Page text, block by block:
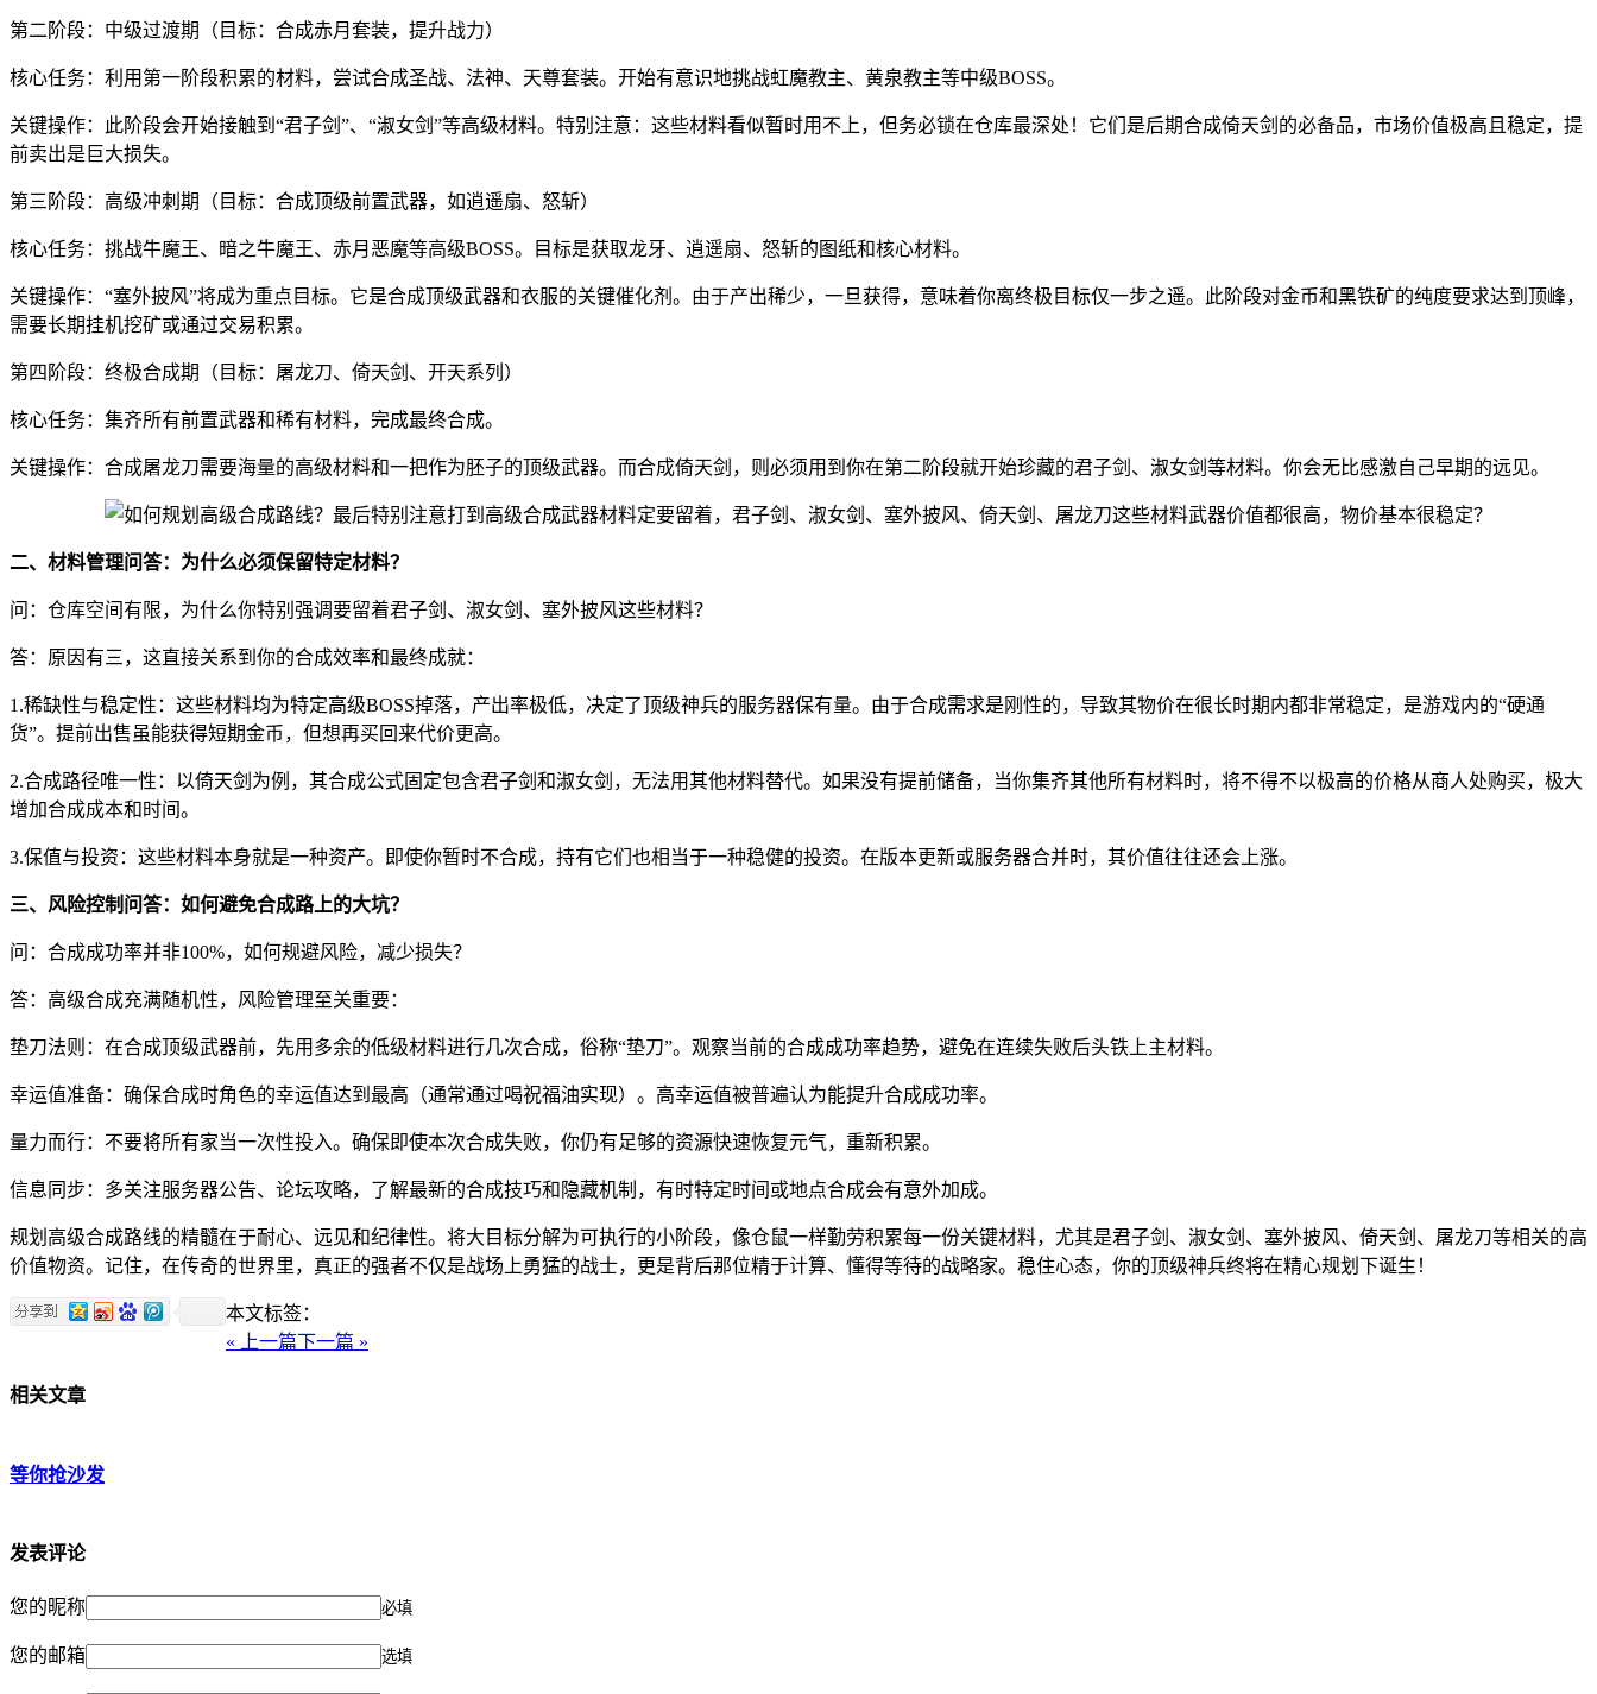
第二阶段：中级过渡期（目标：合成赤月套装，提升战力）
核心任务：利用第一阶段积累的材料，尝试合成圣战、法神、天尊套装。开始有意识地挑战虹魔教主、黄泉教主等中级BOSS。
关键操作：此阶段会开始接触到“君子剑”、“淑女剑”等高级材料。特别注意：这些材料看似暂时用不上，但务必锁在仓库最深处！它们是后期合成倚天剑的必备品，市场价值极高且稳定，提
前卖出是巨大损失。
第三阶段：高级冲刺期（目标：合成顶级前置武器，如逍遥扇、怒斩）
核心任务：挑战牛魔王、暗之牛魔王、赤月恶魔等高级BOSS。目标是获取龙牙、逍遥扇、怒斩的图纸和核心材料。
关键操作：“塞外披风”将成为重点目标。它是合成顶级武器和衣服的关键催化剂。由于产出稀少，一旦获得，意味着你离终极目标仅一步之遥。此阶段对金币和黑铁矿的纯度要求达到顶峰，
需要长期挂机挖矿或通过交易积累。
第四阶段：终极合成期（目标：屠龙刀、倚天剑、开天系列）
核心任务：集齐所有前置武器和稀有材料，完成最终合成。
关键操作：合成屠龙刀需要海量的高级材料和一把作为胚子的顶级武器。而合成倚天剑，则必须用到你在第二阶段就开始珍藏的君子剑、淑女剑等材料。你会无比感激自己早期的远见。
二、材料管理问答：为什么必须保留特定材料？
问：仓库空间有限，为什么你特别强调要留着君子剑、淑女剑、塞外披风这些材料？
答：原因有三，这直接关系到你的合成效率和最终成就：
1.稀缺性与稳定性：这些材料均为特定高级BOSS掉落，产出率极低，决定了顶级神兵的服务器保有量。由于合成需求是刚性的，导致其物价在很长时期内都非常稳定，是游戏内的“硬通
货”。提前出售虽能获得短期金币，但想再买回来代价更高。
2.合成路径唯一性：以倚天剑为例，其合成公式固定包含君子剑和淑女剑，无法用其他材料替代。如果没有提前储备，当你集齐其他所有材料时，将不得不以极高的价格从商人处购买，极大
增加合成成本和时间。
3.保值与投资：这些材料本身就是一种资产。即使你暂时不合成，持有它们也相当于一种稳健的投资。在版本更新或服务器合并时，其价值往往还会上涨。
三、风险控制问答：如何避免合成路上的大坑？
问：合成成功率并非100%，如何规避风险，减少损失？
答：高级合成充满随机性，风险管理至关重要：
垫刀法则：在合成顶级武器前，先用多余的低级材料进行几次合成，俗称“垫刀”。观察当前的合成成功率趋势，避免在连续失败后头铁上主材料。
幸运值准备：确保合成时角色的幸运值达到最高（通常通过喝祝福油实现）。高幸运值被普遍认为能提升合成成功率。
量力而行：不要将所有家当一次性投入。确保即使本次合成失败，你仍有足够的资源快速恢复元气，重新积累。
信息同步：多关注服务器公告、论坛攻略，了解最新的合成技巧和隐藏机制，有时特定时间或地点合成会有意外加成。
规划高级合成路线的精髓在于耐心、远见和纪律性。将大目标分解为可执行的小阶段，像仓鼠一样勤劳积累每一份关键材料，尤其是君子剑、淑女剑、塞外披风、倚天剑、屠龙刀等相关的高
价值物资。记住，在传奇的世界里，真正的强者不仅是战场上勇猛的战士，更是背后那位精于计算、懂得等待的战略家。稳住心态，你的顶级神兵终将在精心规划下诞生！
本文标签：
« 上一篇下一篇 »
相关文章
等你抢沙发
发表评论
您的昵称 必填
您的邮箱 选填